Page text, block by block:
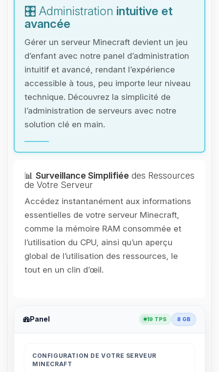
🎛️ Administration intuitive et
avancée
Gérer un serveur Minecraft devient un jeu
d’enfant avec notre panel d’administration
intuitif et avancé, rendant l’expérience
accessible à tous, peu importe leur niveau
technique. Découvrez la simplicité de
l’administration de serveurs avec notre
solution clé en main.
📊 Surveillance Simplifiée des Ressources
de Votre Serveur
Accédez instantanément aux informations
essentielles de votre serveur Minecraft,
comme la mémoire RAM consommée et
l’utilisation du CPU, ainsi qu’un aperçu
global de l’utilisation des ressources, le
tout en un clin d’œil.
Panel 19 TPS 8 GB
CONFIGURATION DE VOTRE SERVEUR
MINECRAFT